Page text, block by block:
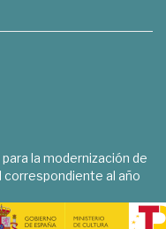
la modernización de
correspondiente al año